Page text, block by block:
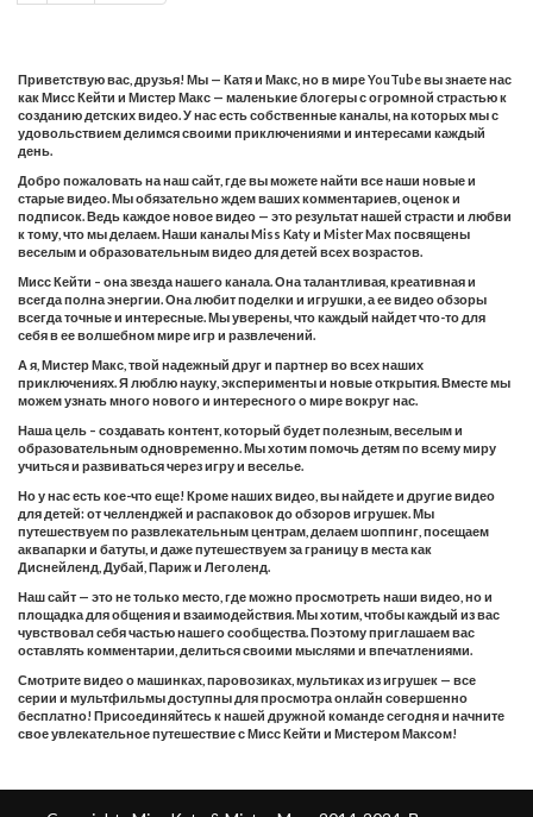
Приветствую вас, друзья! Мы — Катя и Макс, но в мире YouTube вы знаете нас
как Мисс Кейти и Мистер Макс — маленькие блогеры с огромной страстью к
созданию детских видео. У нас есть собственные каналы, на которых мы с
удовольствием делимся своими приключениями и интересами каждый
день.
Добро пожаловать на наш сайт, где вы можете найти все наши новые и
старые видео. Мы обязательно ждем ваших комментариев, оценок и
подписок. Ведь каждое новое видео — это результат нашей страсти и любви
к тому, что мы делаем. Наши каналы Miss Katy и Mister Max посвящены
веселым и образовательным видео для детей всех возрастов.
Мисс Кейти – она звезда нашего канала. Она талантливая, креативная и
всегда полна энергии. Она любит поделки и игрушки, а ее видео обзоры
всегда точные и интересные. Мы уверены, что каждый найдет что-то для
себя в ее волшебном мире игр и развлечений.
А я, Мистер Макс, твой надежный друг и партнер во всех наших
приключениях. Я люблю науку, эксперименты и новые открытия. Вместе мы
можем узнать много нового и интересного о мире вокруг нас.
Наша цель – создавать контент, который будет полезным, веселым и
образовательным одновременно. Мы хотим помочь детям по всему миру
учиться и развиваться через игру и веселье.
Но у нас есть кое-что еще! Кроме наших видео, вы найдете и другие видео
для детей: от челленджей и распаковок до обзоров игрушек. Мы
путешествуем по развлекательным центрам, делаем шоппинг, посещаем
аквапарки и батуты, и даже путешествуем за границу в места как
Диснейленд, Дубай, Париж и Леголенд.
Наш сайт — это не только место, где можно просмотреть наши видео, но и
площадка для общения и взаимодействия. Мы хотим, чтобы каждый из вас
чувствовал себя частью нашего сообщества. Поэтому приглашаем вас
оставлять комментарии, делиться своими мыслями и впечатлениями.
Смотрите видео о машинках, паровозиках, мультиках из игрушек — все
серии и мультфильмы доступны для просмотра онлайн совершенно
бесплатно! Присоединяйтесь к нашей дружной команде сегодня и начните
свое увлекательное путешествие с Мисс Кейти и Мистером Максом!